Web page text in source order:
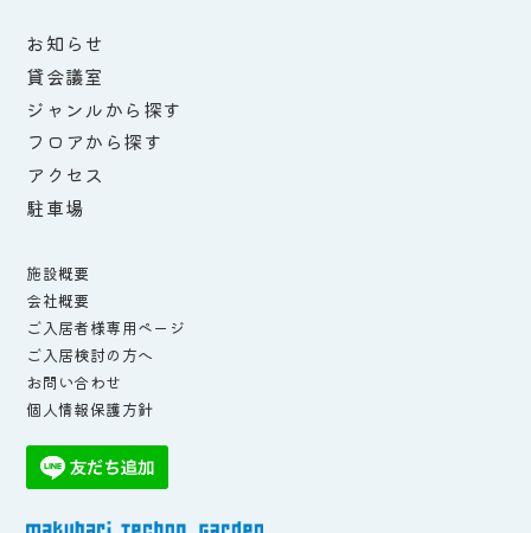
お知らせ
貸会議室
ジャンルから探す
フロアから探す
アクセス
駐車場
施設概要
会社概要
ご入居者様専用ページ
ご入居検討の方へ
お問い合わせ
個人情報保護方針